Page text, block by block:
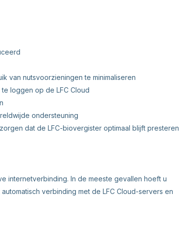
van nutsvoorzieningen te minimaliseren
loggen op de LFC Cloud
ondersteuning
dat de LFC-biovergister optimaal blijft presteren
internetverbinding. In de meeste gevallen hoeft u
verbinding met de LFC Cloud-servers en